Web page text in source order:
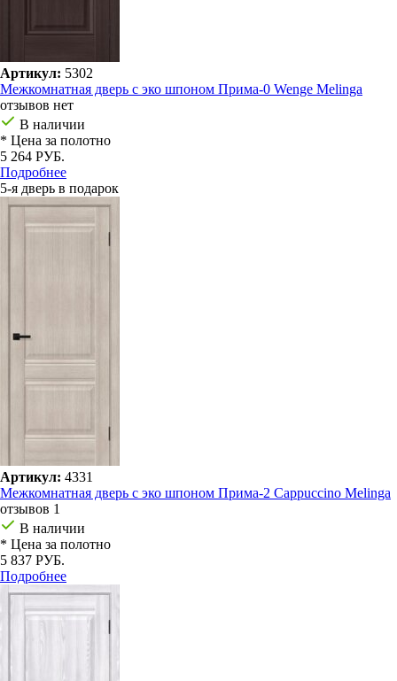
Артикул: 5302
Межкомнатная дверь с эко шпоном Прима-0 Wenge Melinga
отзывов нет
В наличии
* Цена за полотно
5 264 РУБ.
Подробнее
5-я дверь в подарок
Артикул: 4331
Межкомнатная дверь с эко шпоном Прима-2 Cappuccino Melinga
отзывов 1
В наличии
* Цена за полотно
5 837 РУБ.
Подробнее